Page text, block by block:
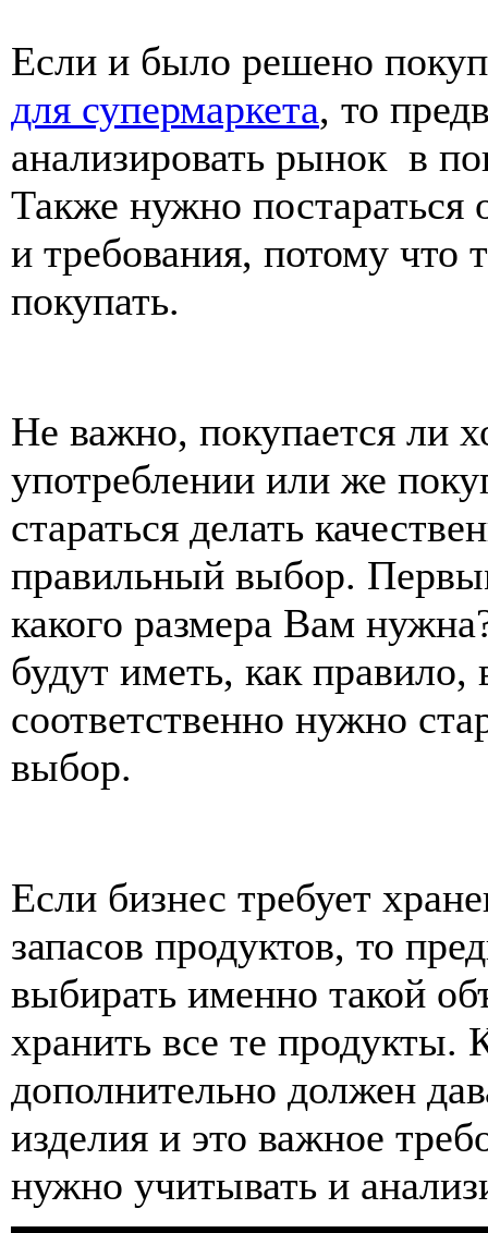
Если и было решено
для супермаркета, то
анализировать рынок в
Также нужно постараться
и требования, потому что
покупать.
Не важно, покупается ли
употреблении или же
стараться делать
правильный выбор.
какого размера Вам
будут иметь, как
соответственно нужно
выбор.
Если бизнес требует
запасов продуктов, то
выбирать именно такой
хранить все те продукты.
дополнительно должен
изделия и это важное
нужно учитывать и